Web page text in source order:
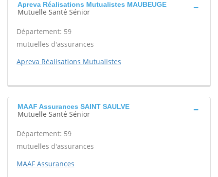
Apreva Réalisations Mutualistes MAUBEUGE
Mutuelle Santé Sénior
Département: 59
mutuelles d'assurances
Apreva Réalisations Mutualistes
MAAF Assurances SAINT SAULVE
Mutuelle Santé Sénior
Département: 59
mutuelles d'assurances
MAAF Assurances